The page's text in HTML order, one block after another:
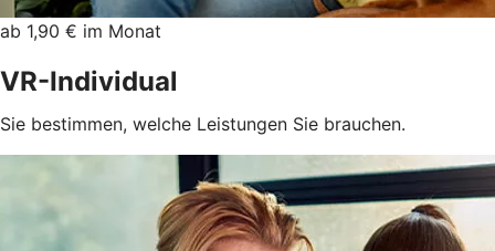
ab 1,90 € im Monat
VR-Individual
Sie bestimmen, welche Leistungen Sie brauchen.